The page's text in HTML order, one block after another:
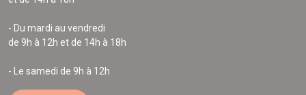
- Du mardi au vendredi
de 9h à 12h et de 14h à 18h
- Le samedi de 9h à 12h